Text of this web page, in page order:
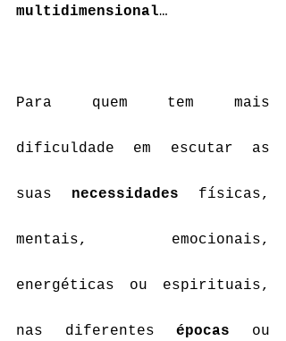
multidimensional…
Para quem tem mais
dificuldade em escutar as
suas necessidades físicas,
mentais, emocionais,
energéticas ou espirituais,
nas diferentes épocas